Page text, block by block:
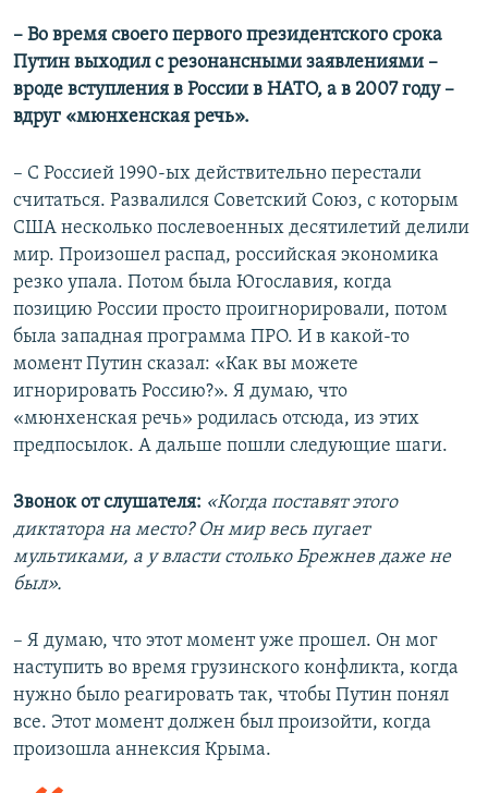
– Во время своего первого президентского срока
Путин выходил с резонансными заявлениями –
вроде вступления в России в НАТО, а в 2007 году –
вдруг «мюнхенская речь».
– С Россией 1990-ых действительно перестали
считаться. Развалился Советский Союз, с которым
США несколько послевоенных десятилетий делили
мир. Произошел распад, российская экономика
резко упала. Потом была Югославия, когда
позицию России просто проигнорировали, потом
была западная программа ПРО. И в какой-то
момент Путин сказал: «Как вы можете
игнорировать Россию?». Я думаю, что
«мюнхенская речь» родилась отсюда, из этих
предпосылок. А дальше пошли следующие шаги.
Звонок от слушателя: «Когда поставят этого
диктатора на место? Он мир весь пугает
мультиками, а у власти столько Брежнев даже не
был».
– Я думаю, что этот момент уже прошел. Он мог
наступить во время грузинского конфликта, когда
нужно было реагировать так, чтобы Путин понял
все. Этот момент должен был произойти, когда
произошла аннексия Крыма.